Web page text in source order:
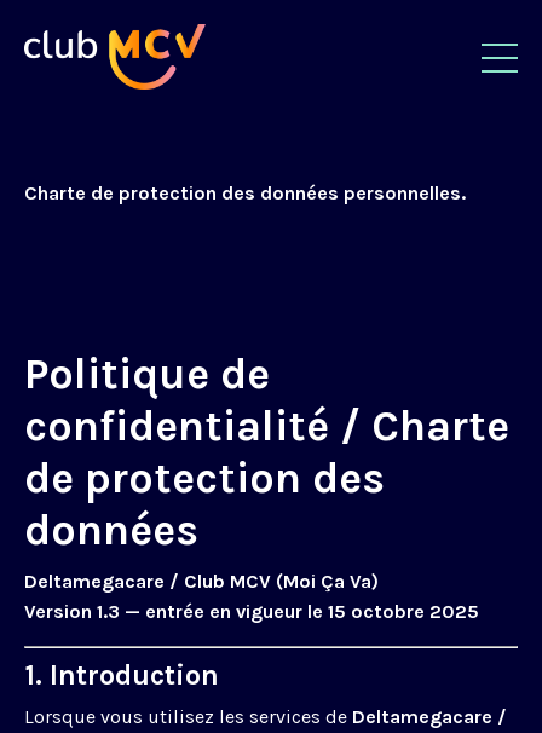
Charte de protection des données personnelles.
Politique de
confidentialité / Charte
de protection des
données
Deltamegacare / Club MCV (Moi Ça Va)
Version 1.3 — entrée en vigueur le 15 octobre 2025
1. Introduction
Lorsque vous utilisez les services de Deltamegacare /